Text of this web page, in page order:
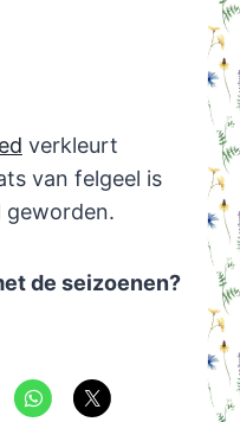
verkleurt
van felgeel is
geworden.
de seizoenen?